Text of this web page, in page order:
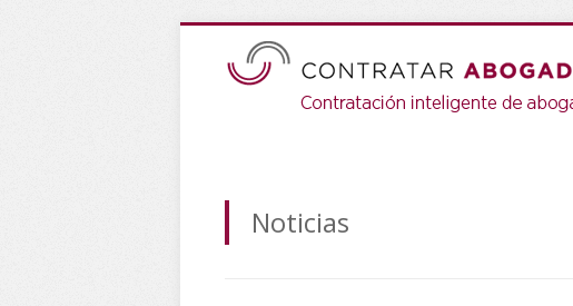
Noticias